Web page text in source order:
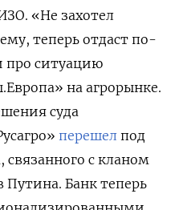
«Не захотел
теперь отдаст по-
про ситуацию
на агрорынке.
суда
перешел под
связанного с кланом
Банк теперь